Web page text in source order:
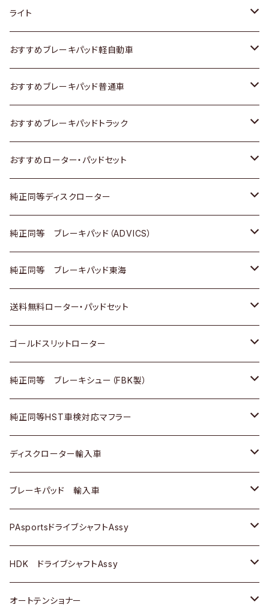
ホンダ
スズキ
日産
いすゞ
ダイハツ
マツダ
三菱
スバル
日野
三菱ふそう
ＢＭＷ
トヨタ
ホンダ
スズキ
日産
いすゞ
ダイハツ
マツダ
三菱
日野
三菱ふそう
ライト
トヨタ
スズキ
日産
いすゞ
ダイハツ
三菱
日野
三菱ふそう
その他
おすすめブレーキパッド軽自動車
トヨタ
ホンダ
スズキ
日産
ダイハツ
マツダ
三菱
スバル
おすすめブレーキパッド普通車
トヨタ
ホンダ
スズキ
日産
いすゞ
ダイハツ
マツダ
三菱
スバル
おすすめブレーキパッドトラック
トヨタ
日産
いすゞ
ダイハツ
マツダ
三菱
おすすめローター・パッドセット
トヨタ
ホンダ
スズキ
日産
ダイハツ
マツダ
三菱
スバル
純正同等ディスクローター
トヨタ
ホンダ
スズキ
日産
いすゞ
ダイハツ
マツダ
三菱
スバル
ＢＥＮＺ
純正同等 ブレーキパッド（ADVICS）
トヨタ
ホンダ
スズキ
日産
ダイハツ
マツダ
三菱
スバル
純正同等 ブレーキパッド東海
トヨタ
ホンダ
日産
いすゞ
ダイハツ
マツダ
三菱
スバル
送料無料ローター・パッドセット
トヨタ
ホンダ
スズキ
日産
ダイハツ
マツダ
三菱
スバル
ゴールドスリットローター
トヨタ
ホンダ
スズキ
日産
ダイハツ
マツダ
三菱
純正同等 ブレーキシュー（FBK製）
ホンダ
スズキ
日産
ダイハツ
マツダ
三菱
純正同等HST車検対応マフラー
トヨタ
ホンダ
スズキ
日産
いすゞ
ディスクローター輸入車
ＡＵＤＩ
ＢＥＮＺ
ＢＭＷ
GOLF
ブレーキパッド 輸入車
ＢＥＮＺ
ＢＭＷ
ＷＡＧＥＮ
PAsportsドライブシャフトAssy
トヨタ
ホンダ
HDK ドライブシャフトAssy
スズキ
オートテンショナー